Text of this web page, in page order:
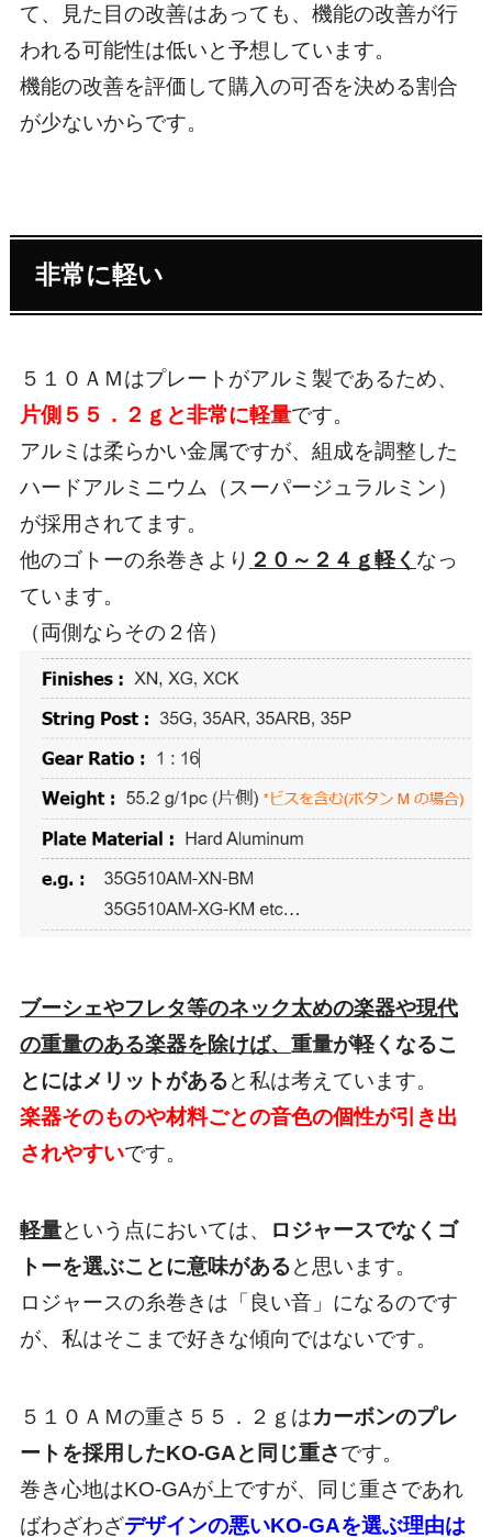
て、見た目の改善はあっても、機能の改善が行
われる可能性は低いと予想しています。
機能の改善を評価して購入の可否を決める割合
が少ないからです。
非常に軽い
５１０ＡＭはプレートがアルミ製であるため、
片側５５．２ｇと非常に軽量です。
アルミは柔らかい金属ですが、組成を調整した
ハードアルミニウム（スーパージュラルミン）
が採用されてます。
他のゴトーの糸巻きより ２０～２４ｇ軽く なっ
ています。
（両側ならその２倍）
ブーシェやフレタ等のネック太めの楽器や現代
の重量のある楽器を除けば、 重量が軽くなるこ
とにはメリットがあると私は考えています。
楽器そのものや材料ごとの音色の個性が引き出
されやすいです。
軽量という点においては、
ロジャースでなくゴ
トーを選ぶことに意味があると思います。
ロジャースの糸巻きは「良い音」になるのです
が、私はそこまで好きな傾向ではないです。
５１０ＡＭの重さ５５．２ｇはカーボンのプレ
ートを採用したKO-GAと同じ重さです。
巻き心地はKO-GAが上ですが、同じ重さであれ
ばわざわざデザインの悪いKO-GAを選ぶ理由は